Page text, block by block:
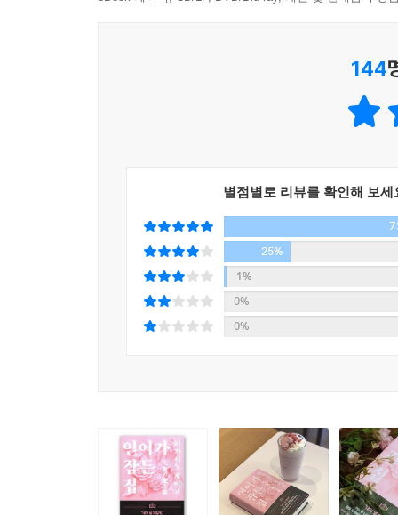
누나’를 입학식에 데려왔다며 놀림을 받는다.
결국 이쿠토의 생일에 친구를 초대하라는 엄마
앞에서 가오루코는 딸 미즈호의 가슴에 칼을 겨
것이 되느냐고 묻는다.
사랑하는 사람을 지키려는 모든 이에게 들려주는
세웠고, 2018년 5월 발간된 문고본은 6개월 만
문고본이 5월 발간된 것을 감안하면 그 인기가 얼
2018년 제31회 동경 국제 영화제 특별 초대작
144
별점별로 리뷰를 확인해 보세
25%
1%
0%
0%